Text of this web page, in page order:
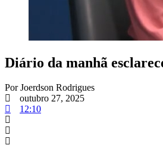
Diário da manhã
PorJoerdson Rodrigues
outubro 27, 2025
12:10